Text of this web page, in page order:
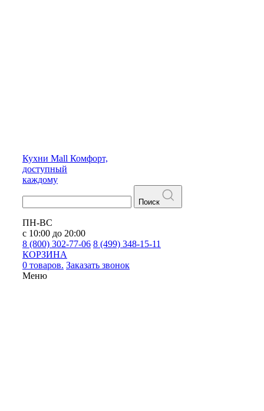
Кухни Mall Комфорт,
доступный
каждому
Поиск
ПН-ВС
с 10:00 до 20:00
8 (800) 302-77-06 8 (499) 348-15-11
КОРЗИНА
0 товаров. Заказать звонок
Меню